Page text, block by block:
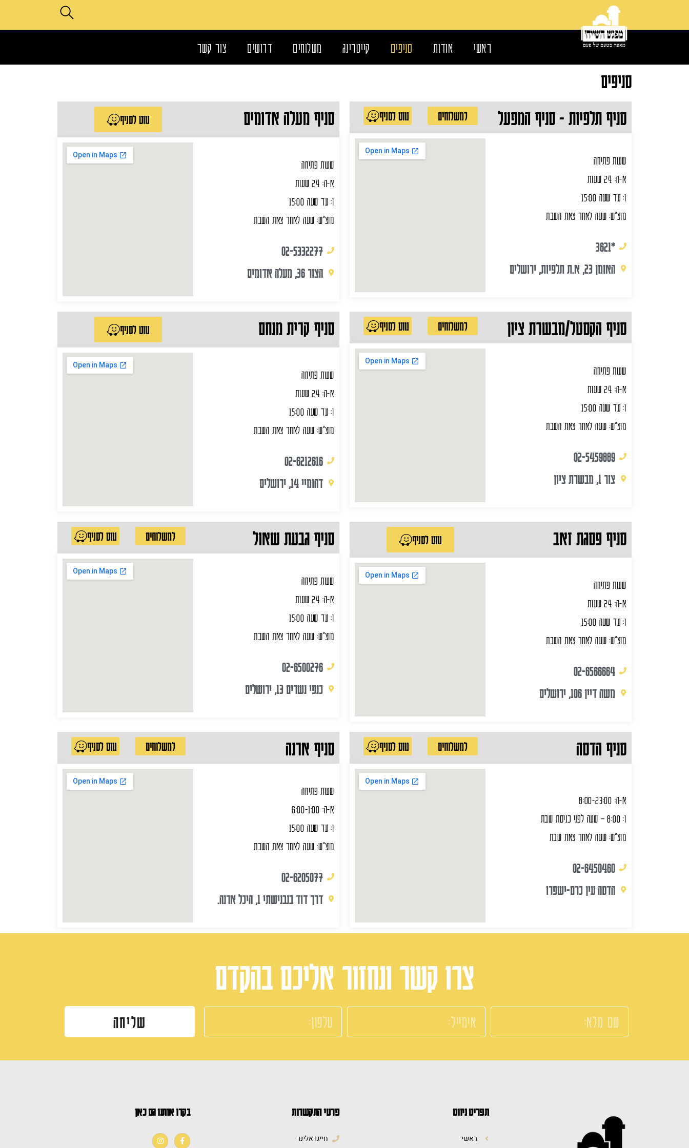
ראשי אודות סניפים קייטרינג משלוחים דרושים צור קשר
סניפים
סניף תלפיות - סניף המפעל
למשלוחים נווט לסניף
שעות פתיחה
א-ה: 24 שעות
ו: עד שעה 15:00
מוצ"ש: שעה לאחר צאת השבת
*3621
האומן 23, א.ת תלפיות, ירושלים
סניף מעלה אדומים נווט לסניף
שעות פתיחה
א-ה: 24 שעות
ו: עד שעה 15:00
מוצ"ש: שעה לאחר צאת השבת
02-5332277
הצור 36, מעלה אדומים
סניף הקסטל/מבשרת ציון למשלוחים נווט לסניף
שעות פתיחה
א-ה: 24 שעות
ו: עד שעה 15:00
מוצ"ש: שעה לאחר צאת השבת
02-5459889
צור 1, מבשרת ציון
סניף קרית מנחם נווט לסניף
שעות פתיחה
א-ה: 24 שעות
ו: עד שעה 15:00
מוצ"ש: שעה לאחר צאת השבת
02-6212616
דהומיי 14, ירושלים
סניף פסגת זאב נווט לסניף
שעות פתיחה
א-ה: 24 שעות
ו: עד שעה 15:00
מוצ"ש: שעה לאחר צאת השבת
02-6566664
משה דיין 106, ירושלים
סניף גבעת שאול למשלוחים נווט לסניף
שעות פתיחה
א-ה: 24 שעות
ו: עד שעה 15:00
מוצ"ש: שעה לאחר צאת השבת
02-6500276
כנפי נשרים 13, ירושלים
סניף הדסה למשלוחים נווט לסניף
א-ה: 8:00-23:00
ו: 8:00 – שעה לפני כניסת שבת
מוצ"ש: שעה לאחר צאת שבת
02-6450460
הדסה עין כרם-ישפרו
סניף ארנה למשלוחים נווט לסניף
שעות פתיחה
א-ה: 6:00-1:00
ו: עד שעה 15:00
מוצ"ש: שעה לאחר צאת השבת
02-6205077
דרך דוד בנבנישתי 1, היכל ארנה.
צרו קשר ונחזור אליכם בהקדם
שליחה
תפריט ניווט
ראשי
פרטי התקשרות
חייגו אלינו
בקרו אותנו גם כאן